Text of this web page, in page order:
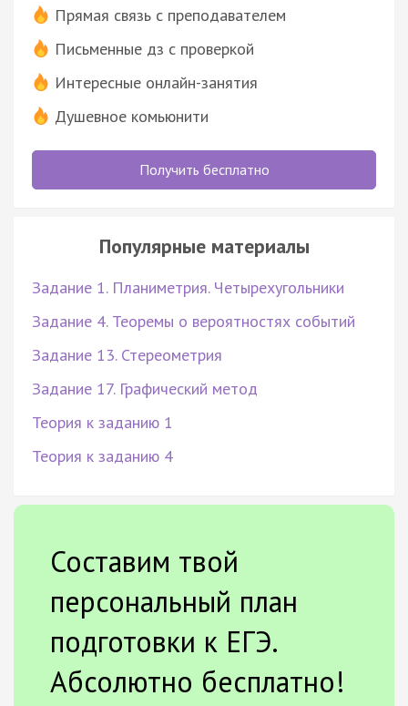
Прямая связь с преподавателем
Письменные дз с проверкой
Интересные онлайн-занятия
Душевное комьюнити
Получить бесплатно
Популярные материалы
Задание 1. Планиметрия. Четырехугольники
Задание 4. Теоремы о вероятностях событий
Задание 13. Стереометрия
Задание 17. Графический метод
Теория к заданию 1
Теория к заданию 4
Составим твой
персональный план
подготовки к ЕГЭ.
Абсолютно бесплатно!